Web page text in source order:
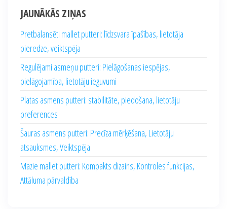
JAUNĀKĀS ZIŅAS
Pretbalansēti mallet putteri: līdzsvara īpašības, lietotāja
pieredze, veiktspēja
Regulējami asmeņu putteri: Pielāgošanas iespējas,
pielāgojamība, lietotāju ieguvumi
Platas asmens putteri: stabilitāte, piedošana, lietotāju
preferences
Šauras asmens putteri: Precīza mērķēšana, Lietotāju
atsauksmes, Veiktspēja
Mazie mallet putteri: Kompakts dizains, Kontroles funkcijas,
Attāluma pārvaldība